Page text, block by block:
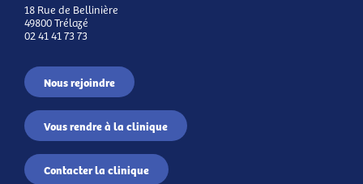
18 Rue de Bellinière
49800 Trélazé
02 41 41 73 73
Nous rejoindre
Vous rendre à la clinique
Contacter la clinique